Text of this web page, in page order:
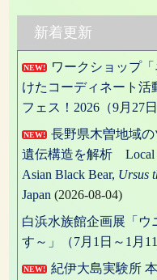
ゲ
ー
シ
ョ
ン
新着更新
NEW!
ワークショップ
けたコーディネート
フェス！2026（9月27日
NEW!
長野県木曽地域
遺伝構造を解析 Local
Asian Black Bear, Ursus
Japan (2026-08-04)
白浜水族館企画展「ウ
す～」（7月1日～1月
NEW!
紀伊大島実験所